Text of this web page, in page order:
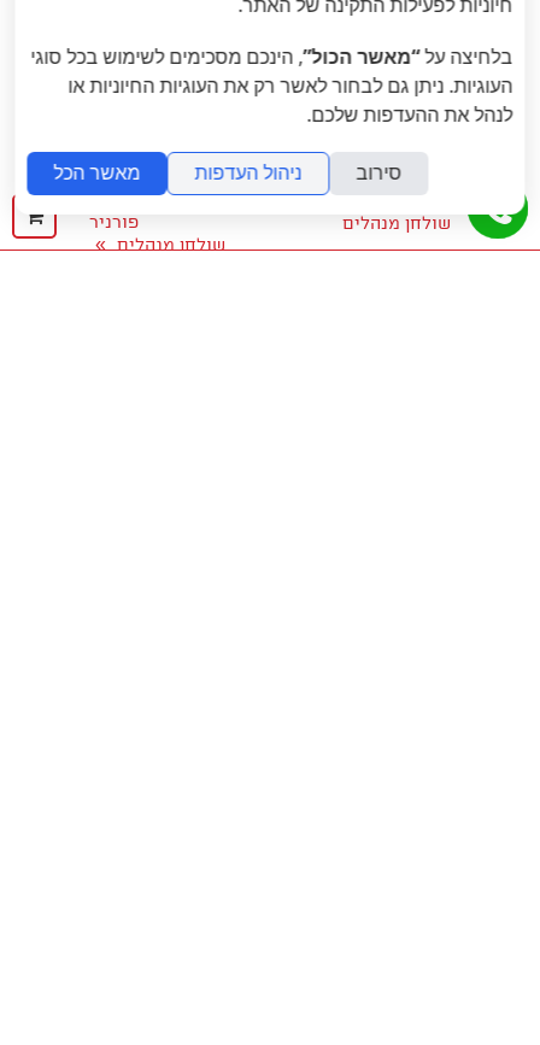
הקודם: NEW YORK
שולחן מנהלים
הבא
: BLABK SLANT-
פורניר
שולחן מנהלים »
בלחיצה על“מאשר הכול”, הינכם מסכימים לשימוש בכל סוגי
העוגיות. ניתן גם לבחור לאשר רק את העוגיות החיוניות או
לנהל את ההעדפות שלכם.
סירוב ניהול העדפות מאשר הכל